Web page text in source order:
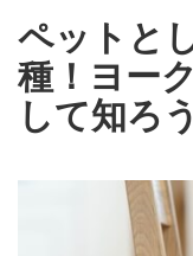
ペットと
種！ヨー
して知ろう